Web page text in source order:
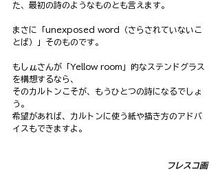
た、最初の詩のようなものとも言えます。
まさに「unexposed word（さらされていないこ
とば）」そのものです。
もしμさんが「Yellow room」的なステンドグラス
を構想するなら、
そのカルトンこそが、もうひとつの詩になるでしょ
う。
希望があれば、カルトンに使う紙や描き方のアドバ
イスもできますよ。
フレスコ画